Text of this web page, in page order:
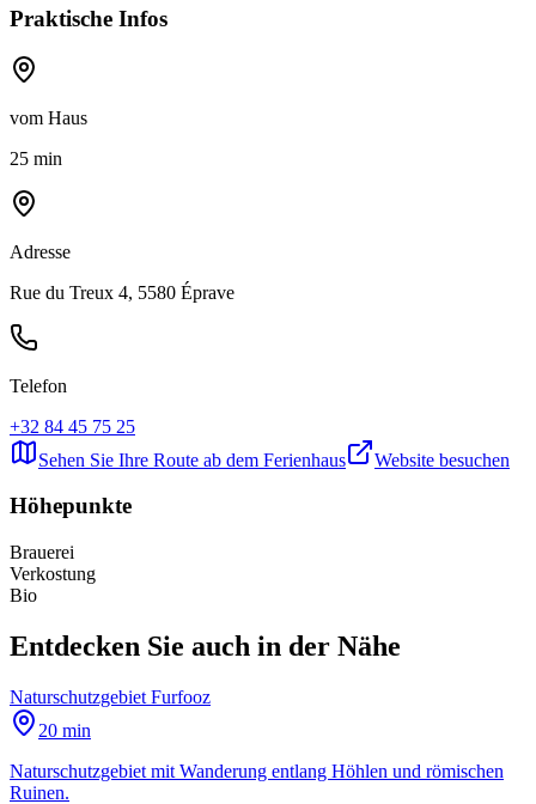
Praktische Infos
vom Haus
25 min
Adresse
Rue du Treux 4, 5580 Éprave
Telefon
+32 84 45 75 25
Sehen Sie Ihre Route ab dem Ferienhaus
Website besuchen
Höhepunkte
Brauerei
Verkostung
Bio
Entdecken Sie auch in der Nähe
Naturschutzgebiet Furfooz
20 min
Naturschutzgebiet mit Wanderung entlang Höhlen und römischen
Ruinen.